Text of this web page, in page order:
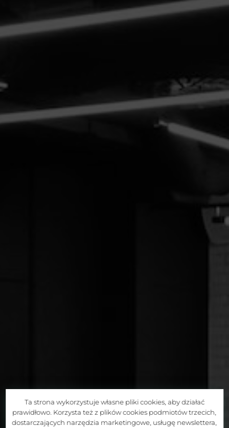
Ta strona wykorzystuje własne pliki cookies, aby działać
prawidłowo. Korzysta też z plików cookies podmiotów trzecich,
dostarczających narzędzia marketingowe, usługę newslettera,